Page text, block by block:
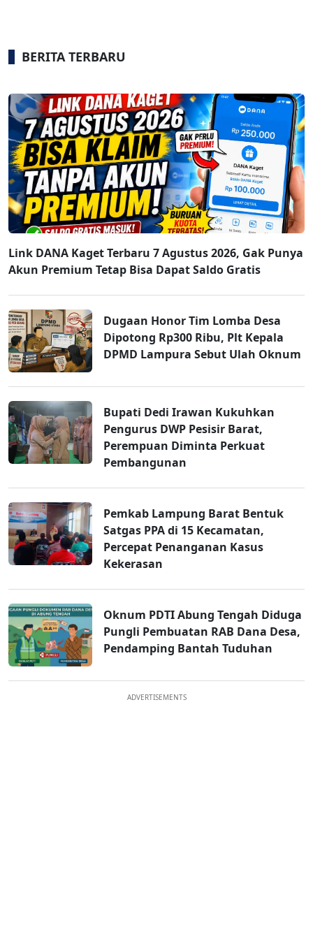
BERITA TERBARU
Link DANA Kaget Terbaru 7 Agustus 2026, Gak Punya
Akun Premium Tetap Bisa Dapat Saldo Gratis
Dugaan Honor Tim Lomba Desa
Dipotong Rp300 Ribu, Plt Kepala
DPMD Lampura Sebut Ulah Oknum
Bupati Dedi Irawan Kukuhkan
Pengurus DWP Pesisir Barat,
Perempuan Diminta Perkuat
Pembangunan
Pemkab Lampung Barat Bentuk
Satgas PPA di 15 Kecamatan,
Percepat Penanganan Kasus
Kekerasan
Oknum PDTI Abung Tengah Diduga
Pungli Pembuatan RAB Dana Desa,
Pendamping Bantah Tuduhan
ADVERTISEMENTS